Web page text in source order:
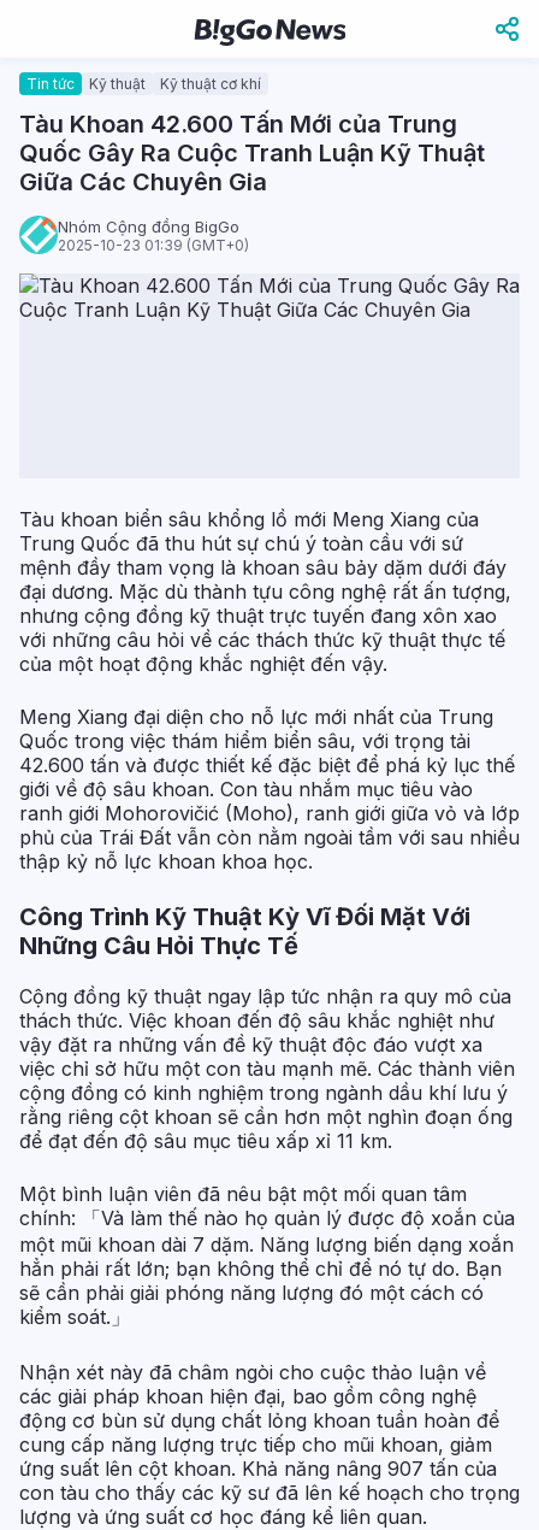
Tin tức Kỹ thuật Kỹ thuật cơ khí
Tàu Khoan 42.600 Tấn Mới của Trung
Quốc Gây Ra Cuộc Tranh Luận Kỹ Thuật
Giữa Các Chuyên Gia
Nhóm Cộng đồng BigGo
2025-10-23 01:39 (GMT+0)
Tàu khoan biển sâu khổng lồ mới Meng Xiang của
Trung Quốc đã thu hút sự chú ý toàn cầu với sứ
mệnh đầy tham vọng là khoan sâu bảy dặm dưới đáy
đại dương. Mặc dù thành tựu công nghệ rất ấn tượng,
nhưng cộng đồng kỹ thuật trực tuyến đang xôn xao
với những câu hỏi về các thách thức kỹ thuật thực tế
của một hoạt động khắc nghiệt đến vậy.
Meng Xiang đại diện cho nỗ lực mới nhất của Trung
Quốc trong việc thám hiểm biển sâu, với trọng tải
42.600 tấn và được thiết kế đặc biệt để phá kỷ lục thế
giới về độ sâu khoan. Con tàu nhắm mục tiêu vào
ranh giới Mohorovičić (Moho), ranh giới giữa vỏ và lớp
phủ của Trái Đất vẫn còn nằm ngoài tầm với sau nhiều
thập kỷ nỗ lực khoan khoa học.
Công Trình Kỹ Thuật Kỳ Vĩ Đối Mặt Với
Những Câu Hỏi Thực Tế
Cộng đồng kỹ thuật ngay lập tức nhận ra quy mô của
thách thức. Việc khoan đến độ sâu khắc nghiệt như
vậy đặt ra những vấn đề kỹ thuật độc đáo vượt xa
việc chỉ sở hữu một con tàu mạnh mẽ. Các thành viên
cộng đồng có kinh nghiệm trong ngành dầu khí lưu ý
rằng riêng cột khoan sẽ cần hơn một nghìn đoạn ống
để đạt đến độ sâu mục tiêu xấp xỉ 11 km.
Một bình luận viên đã nêu bật một mối quan tâm
chính: 「Và làm thế nào họ quản lý được độ xoắn của
một mũi khoan dài 7 dặm. Năng lượng biến dạng xoắn
hẳn phải rất lớn; bạn không thể chỉ để nó tự do. Bạn
sẽ cần phải giải phóng năng lượng đó một cách có
kiểm soát.」
Nhận xét này đã châm ngòi cho cuộc thảo luận về
các giải pháp khoan hiện đại, bao gồm công nghệ
động cơ bùn sử dụng chất lỏng khoan tuần hoàn để
cung cấp năng lượng trực tiếp cho mũi khoan, giảm
ứng suất lên cột khoan. Khả năng nâng 907 tấn của
con tàu cho thấy các kỹ sư đã lên kế hoạch cho trọng
lượng và ứng suất cơ học đáng kể liên quan.